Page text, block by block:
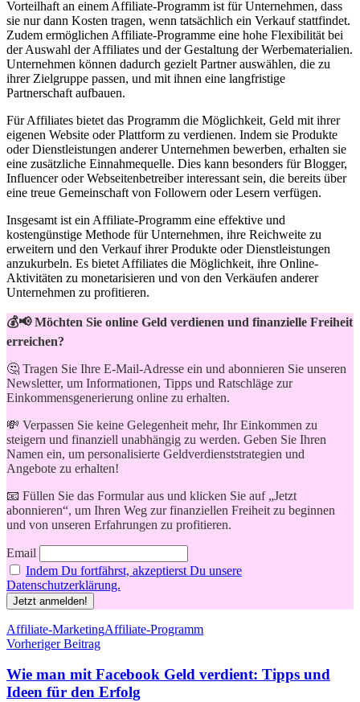
Vorteilhaft an einem ‍Affiliate-Programm ist für Unternehmen, dass
sie nur dann Kosten tragen, wenn⁤ tatsächlich ein Verkauf ‌stattfindet.
Zudem ermöglichen ⁢Affiliate-Programme eine hohe Flexibilität bei
der Auswahl der Affiliates und der Gestaltung der Werbematerialien.
‌Unternehmen können dadurch gezielt Partner auswählen, die zu
ihrer‍ Zielgruppe ​passen, ‌und mit ihnen eine langfristige
Partnerschaft aufbauen.
Für Affiliates bietet das Programm ‌die ⁤Möglichkeit, Geld mit ihrer
⁣eigenen Website oder Plattform zu verdienen. ⁢Indem sie ‌Produkte‌
oder​ Dienstleistungen anderer Unternehmen bewerben, erhalten sie ​
eine zusätzliche Einnahmequelle. Dies kann besonders für‍ Blogger,
Influencer oder Webseitenbetreiber interessant sein, die bereits über
⁢eine treue Gemeinschaft von Followern oder Lesern verfügen.
Insgesamt ist ein Affiliate-Programm eine⁢ effektive und
kostengünstige Methode für Unternehmen, ihre Reichweite ⁤zu
erweitern und den Verkauf ihrer Produkte oder Dienstleistungen
anzukurbeln. Es bietet Affiliates die Möglichkeit, ihre Online-
Aktivitäten zu monetarisieren und von den Verkäufen anderer
⁤Unternehmen zu profitieren.
💰📢 Möchten Sie online Geld verdienen und finanzielle Freiheit
erreichen?
🤔 Tragen Sie Ihre E-Mail-Adresse ein und abonnieren Sie unseren
Newsletter, um Informationen, Tipps und Ratschläge zur
Einkommensgenerierung online zu erhalten.
💸 Verpassen Sie keine Gelegenheit mehr, Ihr Einkommen zu
steigern und finanziell unabhängig zu werden. Geben Sie Ihren
Namen ein, um personalisierte Geldverdienststrategien und
Angebote zu erhalten!
📧 Füllen Sie das Formular aus und klicken Sie auf „Jetzt
abonnieren“, um Ihren Weg zur finanziellen Freiheit zu beginnen
und von unseren Erfahrungen zu profitieren.
Email
Indem Du fortfährst, akzeptierst Du unsere
Datenschutzerklärung.
Schlagwörter
Affiliate-MarketingAffiliate-Programm
Beitragsnavigation
Vorheriger Beitrag
Wie man mit Facebook Geld verdient: Tipps und
Ideen für den Erfolg